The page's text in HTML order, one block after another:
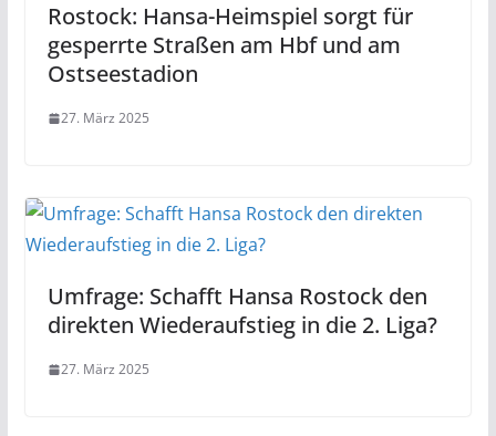
Rostock: Hansa-Heimspiel sorgt für
gesperrte Straßen am Hbf und am
Ostseestadion
27. März 2025
Umfrage: Schafft Hansa Rostock den
direkten Wiederaufstieg in die 2. Liga?
27. März 2025